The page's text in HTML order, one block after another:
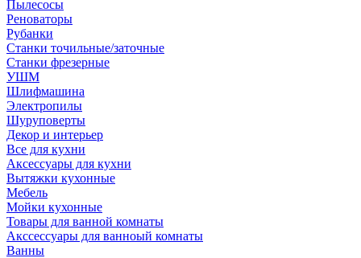
Пылесосы
Реноваторы
Рубанки
Станки точильные/заточные
Станки фрезерные
УШМ
Шлифмашина
Электропилы
Шуруповерты
Декор и интерьер
Все для кухни
Аксессуары для кухни
Вытяжки кухонные
Мебель
Мойки кухонные
Товары для ванной комнаты
Акссессуары для ванноый комнаты
Ванны